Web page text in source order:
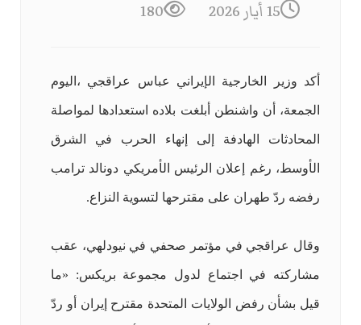
15 أيار 2026
180
أكد وزير الخارجية الإيراني عباس عراقجي ،اليوم
الجمعة، أن واشنطن أبلغت بلاده استعدادها لمواصلة
المحادثات الهادفة إلى إنهاء الحرب في الشرق
الأوسط، رغم إعلان الرئيس الأمريكي دونالد ترامب
رفضه ردّ طهران على مقترحها لتسوية النزاع.
وقال عراقجي في مؤتمر صحفي في نيودلهي، عقب
مشاركته في اجتماع لدول مجموعة بريكس: «ما
قيل بشأن رفض الولايات المتحدة مقترح إيران أو ردّ